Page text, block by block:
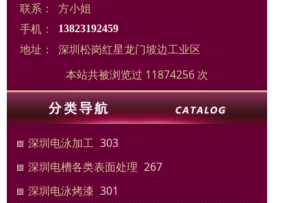
联系：
方小姐
手机：
13823192459
地址：
深圳松岗红星龙门坡边工业区
本站共被浏览过 11874256 次
深圳电泳加工 303
深圳电槽各类表面处理 267
深圳电泳烤漆 301